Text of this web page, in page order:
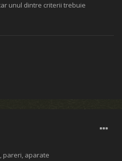
unul dintre criterii trebuie
pareri, aparate